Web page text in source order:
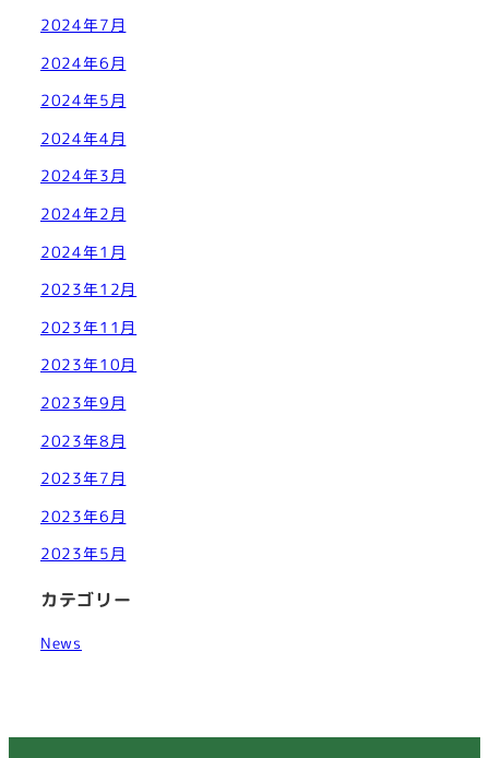
2024年7月
2024年6月
2024年5月
2024年4月
2024年3月
2024年2月
2024年1月
2023年12月
2023年11月
2023年10月
2023年9月
2023年8月
2023年7月
2023年6月
2023年5月
カテゴリー
News